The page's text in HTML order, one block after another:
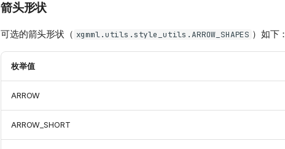
箭头形状
可选的箭头形状（ xgmml.utils.style_utils.ARROW_SHAPES ）如下：
枚举值
ARROW
ARROW_SHORT